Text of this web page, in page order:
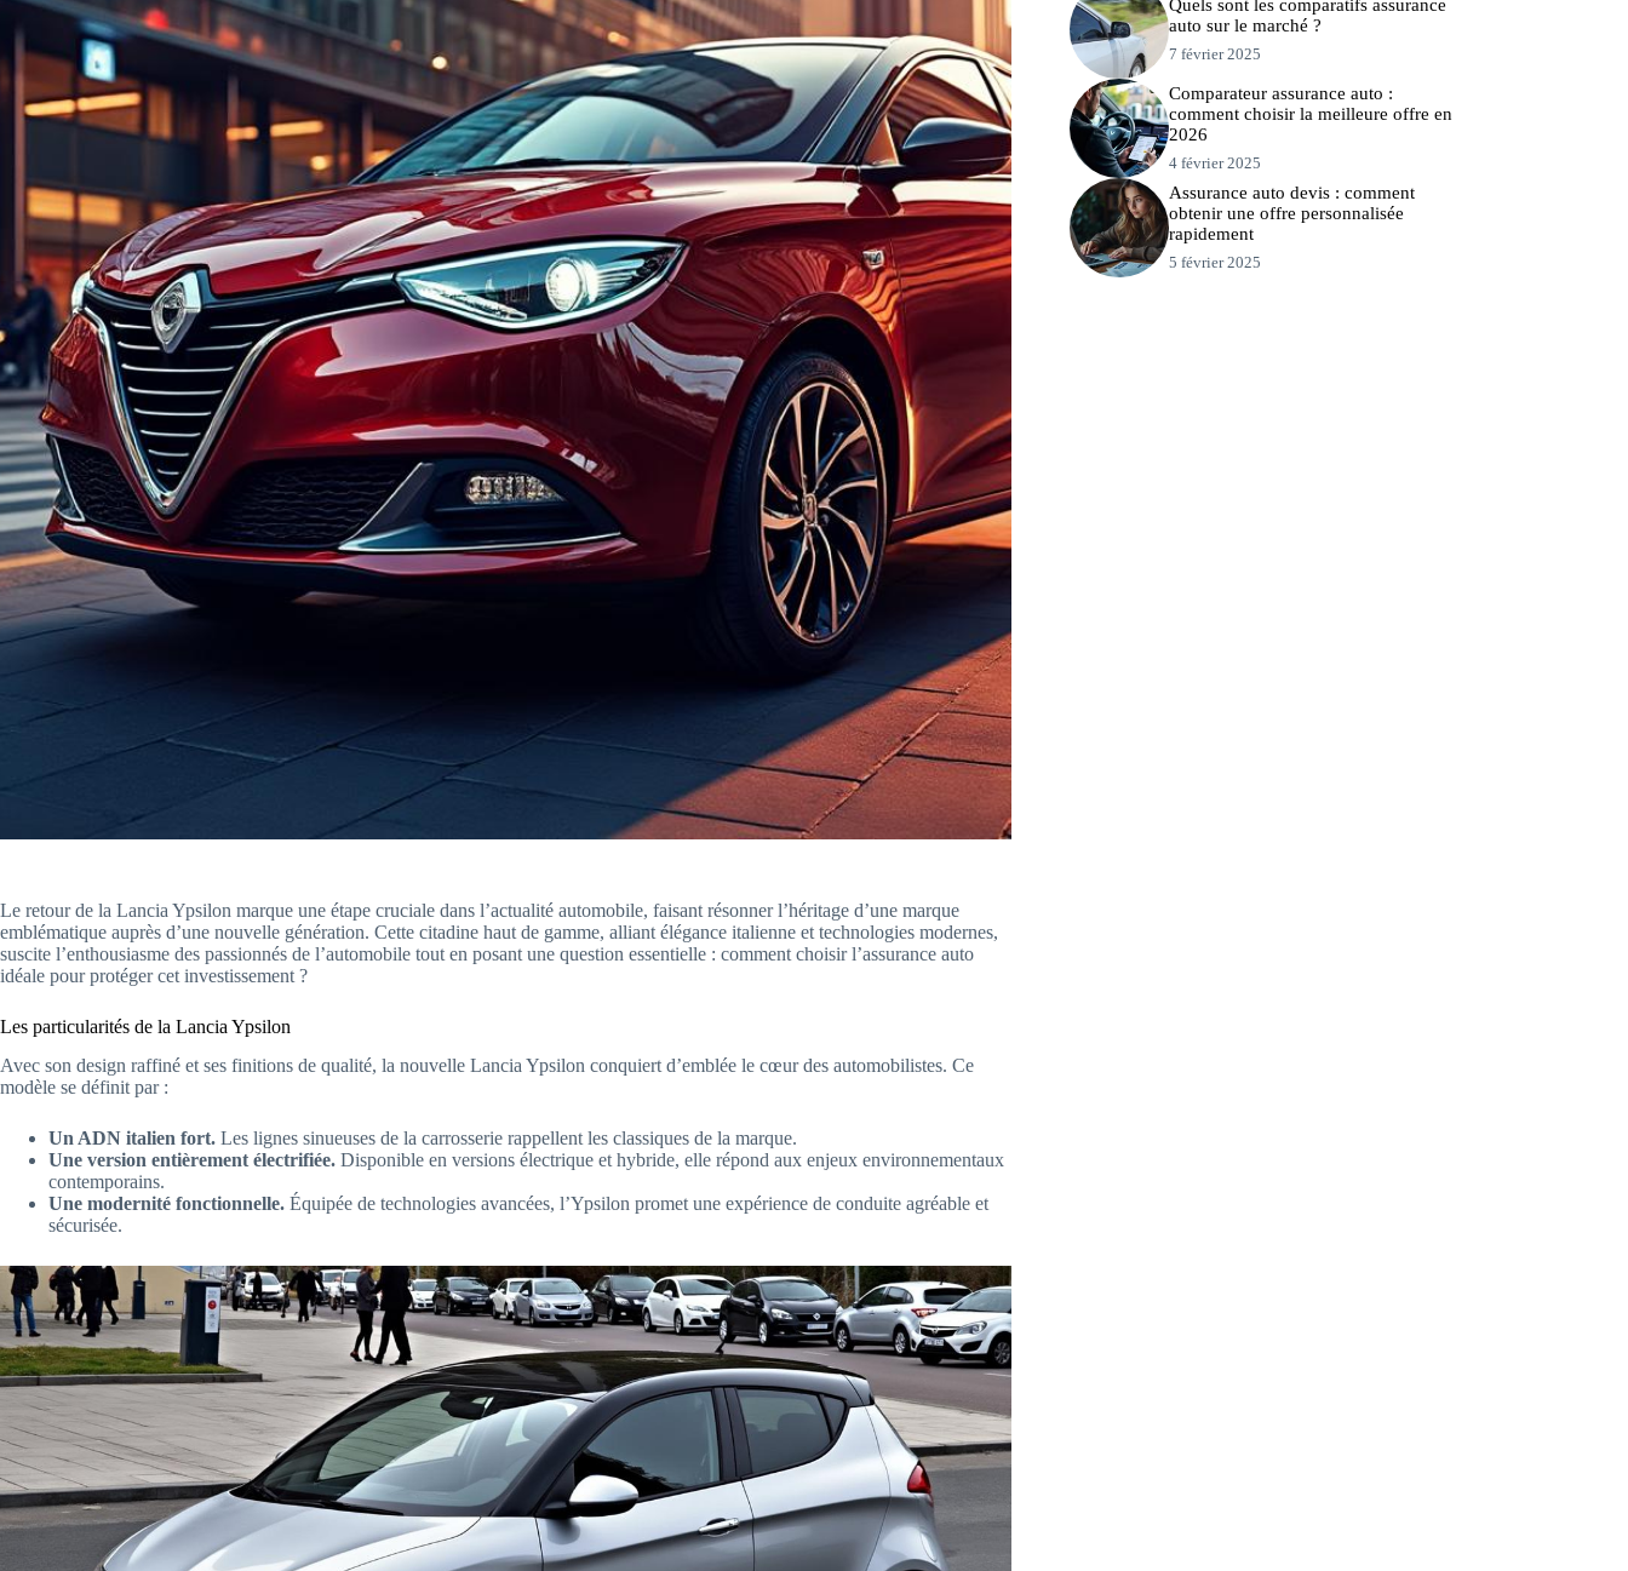
Le retour de la Lancia Ypsilon marque une étape cruciale dans l’actualité automobile, faisant résonner l’héritage d’une marque
emblématique auprès d’une nouvelle génération. Cette citadine haut de gamme, alliant élégance italienne et technologies modernes,
suscite l’enthousiasme des passionnés de l’automobile tout en posant une question essentielle : comment choisir l’assurance auto
idéale pour protéger cet investissement ?
Les particularités de la Lancia Ypsilon
Avec son design raffiné et ses finitions de qualité, la nouvelle Lancia Ypsilon conquiert d’emblée le cœur des automobilistes. Ce
modèle se définit par :
Un ADN italien fort. Les lignes sinueuses de la carrosserie rappellent les classiques de la marque.
Une version entièrement électrifiée. Disponible en versions électrique et hybride, elle répond aux enjeux environnementaux
contemporains.
Une modernité fonctionnelle. Équipée de technologies avancées, l’Ypsilon promet une expérience de conduite agréable et
sécurisée.
Quels sont les comparatifs assurance
auto sur le marché ?
7 février 2025
Comparateur assurance auto :
comment choisir la meilleure offre en
2026
4 février 2025
Assurance auto devis : comment
obtenir une offre personnalisée
rapidement
5 février 2025